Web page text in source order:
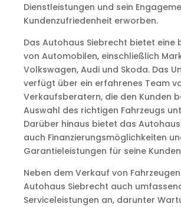
Dienstleistungen und sein
Kundenzufriedenheit erworben.
Das Autohaus Siebrecht bietet eine
von Automobilen, einschließlich
Volkswagen, Audi und Skoda. Das
verfügt über ein erfahrenes Team
Verkaufsberatern, die den Kunden
Auswahl des richtigen Fahrzeugs
Darüber hinaus bietet das
auch Finanzierungsmöglichkeiten
Garantieleistungen für seine
Neben dem Verkauf von
Autohaus Siebrecht auch
Serviceleistungen an, darunter